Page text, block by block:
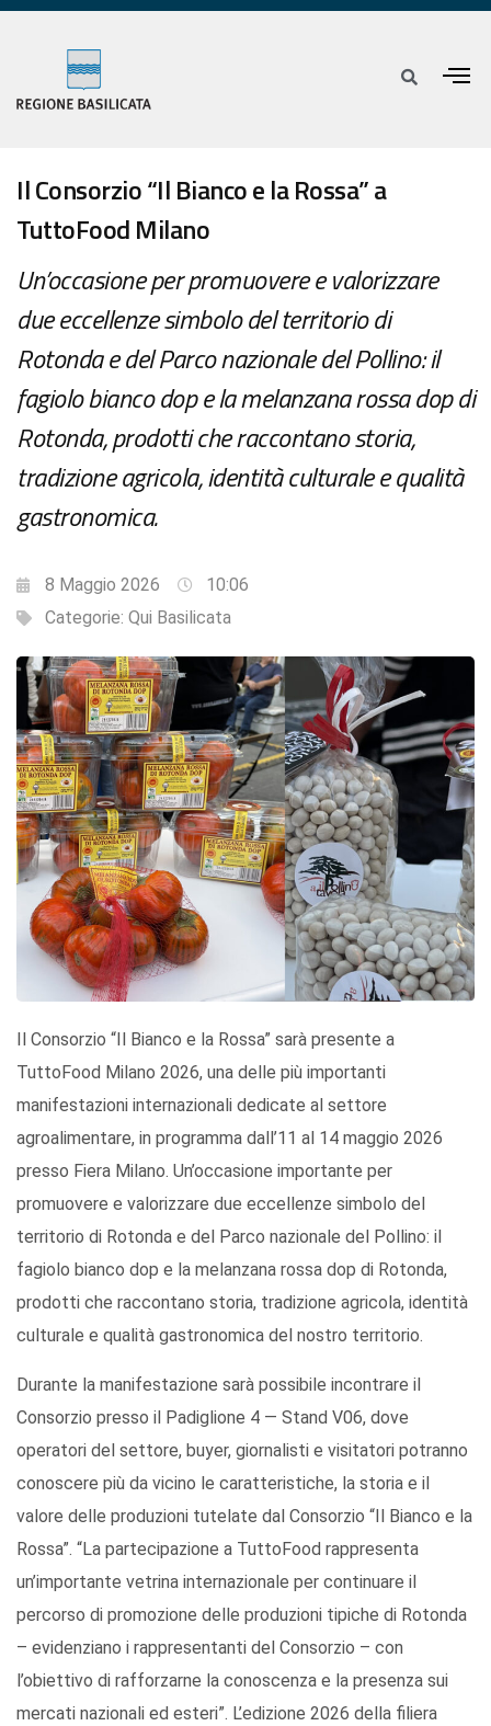
Il Consorzio “Il Bianco e la Rossa” a
TuttoFood Milano
Un’occasione per promuovere e valorizzare
due eccellenze simbolo del territorio di
Rotonda e del Parco nazionale del Pollino: il
fagiolo bianco dop e la melanzana rossa dop di
Rotonda, prodotti che raccontano storia,
tradizione agricola, identità culturale e qualità
gastronomica.
8 Maggio 2026
10:06
Categorie: Qui Basilicata
Il Consorzio “Il Bianco e la Rossa” sarà presente a
TuttoFood Milano 2026, una delle più importanti
manifestazioni internazionali dedicate al settore
agroalimentare, in programma dall’11 al 14 maggio 2026
presso Fiera Milano. Un’occasione importante per
promuovere e valorizzare due eccellenze simbolo del
territorio di Rotonda e del Parco nazionale del Pollino: il
fagiolo bianco dop e la melanzana rossa dop di Rotonda,
prodotti che raccontano storia, tradizione agricola, identità
culturale e qualità gastronomica del nostro territorio.
Durante la manifestazione sarà possibile incontrare il
Consorzio presso il Padiglione 4 — Stand V06, dove
operatori del settore, buyer, giornalisti e visitatori potranno
conoscere più da vicino le caratteristiche, la storia e il
valore delle produzioni tutelate dal Consorzio “Il Bianco e la
Rossa”. “La partecipazione a TuttoFood rappresenta
un’importante vetrina internazionale per continuare il
percorso di promozione delle produzioni tipiche di Rotonda
– evidenziano i rappresentanti del Consorzio – con
l’obiettivo di rafforzarne la conoscenza e la presenza sui
mercati nazionali ed esteri”. L’edizione 2026 della filiera